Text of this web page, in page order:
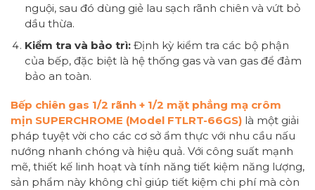
nguội, sau đó dùng giẻ lau sạch rãnh chiên và vứt bỏ
dầu thừa.
Kiểm tra và bảo trì:Định kỳ kiểm tra các bộ phận
của bếp, đặc biệt là hệ thống gas và van gas để đảm
bảo an toàn.
Bếp chiên gas 1/2 rãnh + 1/2 mặt phẳng mạ crôm
mịn SUPERCHROME (Model FTLRT-66GS) là một giải
pháp tuyệt vời cho các cơ sở ẩm thực với nhu cầu nấu
nướng nhanh chóng và hiệu quả. Với công suất mạnh
mẽ, thiết kế linh hoạt và tính năng tiết kiệm năng lượng,
sản phẩm này không chỉ giúp tiết kiệm chi phí mà còn